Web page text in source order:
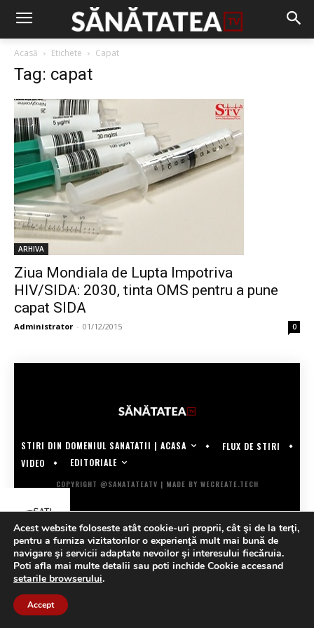
Acasă Etichete Capat
Tag: capat
ARHIVA
Ziua Mondiala de Lupta Impotriva
HIV/SIDA: 2030, tinta OMS pentru a pune
capat SIDA
Administrator - 01/12/2015 0
STIRI DIN DOMENIUL SANATATII | ACASA
FLUX DE STIRI
VIDEO
EDITORIALE
COPYRIGHT @SANATATEATV | MADE BY WECREATE.TECH
Acest website foloseste atât cookie-uri proprii, cât şi de la terţi,
pentru a furniza vizitatorilor o experienţă mult mai bună de
navigare şi servicii adaptate nevoilor şi interesului fiecăruia.
Poti afla mai multe detalii sau poti inchide Cookie accesand
setarile browserului.
Accept